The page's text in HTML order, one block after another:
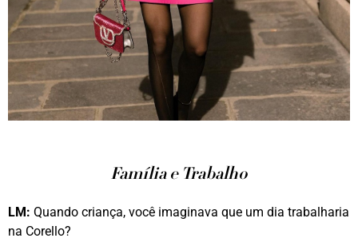
Família e Trabalho
LM: Quando criança, você imaginava que um dia trabalharia
na Corello?